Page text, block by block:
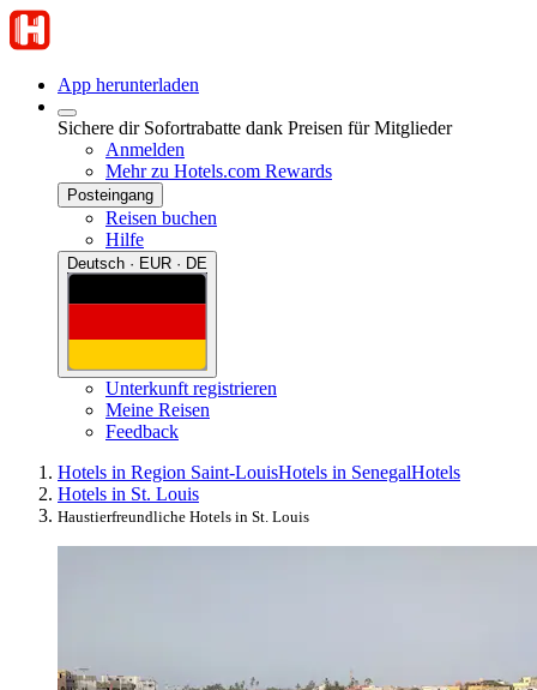
App herunterladen
Sichere dir Sofortrabatte dank Preisen für Mitglieder
Anmelden
Mehr zu Hotels.com Rewards
Posteingang
Reisen buchen
Hilfe
Deutsch · EUR · DE
Unterkunft registrieren
Meine Reisen
Feedback
Hotels in Region Saint-LouisHotels in SenegalHotels
Hotels in St. Louis
Haustierfreundliche Hotels in St. Louis